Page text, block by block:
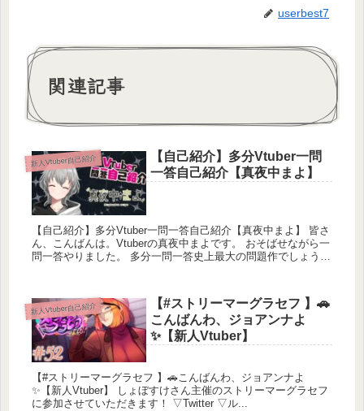
userbest7
関連記事
新人Vtuber自己紹介
【自己紹介】多分Vtuber一問
一答自己紹介【真夜中まよ】
【自己紹介】多分Vtuber一問一答自己紹介【真夜中まよ】 皆さ
ん、こんばんは。Vtuberの真夜中まよです。 おそばせながら一
問一答やりました。 多分一問一答史上最大の問題作でしょう。
新人Vtuber自己紹介
【#ストリーマーグラセフ 】🚗
こんばんわ、ジョアンナよ
✨【新人Vtuber】
【#ストリーマーグラセフ 】🚗こんばんわ、ジョアンナよ
✨【新人Vtuber】 しょぼすけさん主催のストリーマーグラセフ
に参加させていただきます！ ▽Twitter ▽ル...